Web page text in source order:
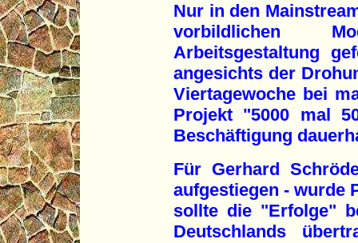
Nur in den
vorbildlichen
Arbeitsgestaltung
angesichts der
Viertagewoche bei
Projekt "5000 mal
Beschäftigung
Für Gerhard
aufgestiegen - wurde
sollte die "Erfolge"
Deutschlands